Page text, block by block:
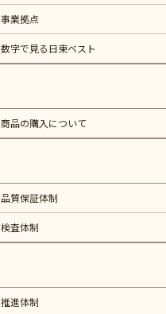
事業拠点
数字で見る日東ベスト
商品の購入について
品質保証体制
検査体制
推進体制